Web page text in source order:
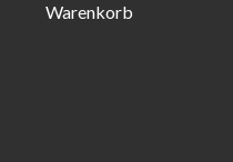
Warenkorb